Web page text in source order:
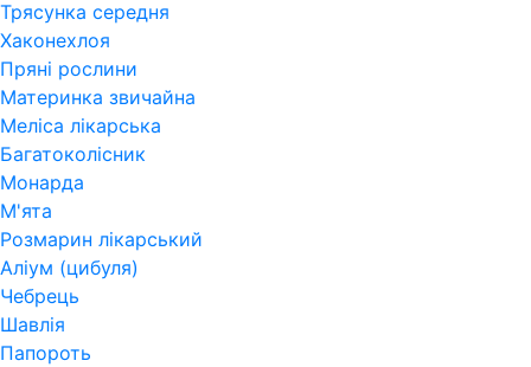
Трясунка середня
Хаконехлоя
Пряні рослини
Материнка звичайна
Меліса лікарська
Багатоколісник
Монарда
М'ята
Розмарин лікарський
Аліум (цибуля)
Чебрець
Шавлія
Папороть